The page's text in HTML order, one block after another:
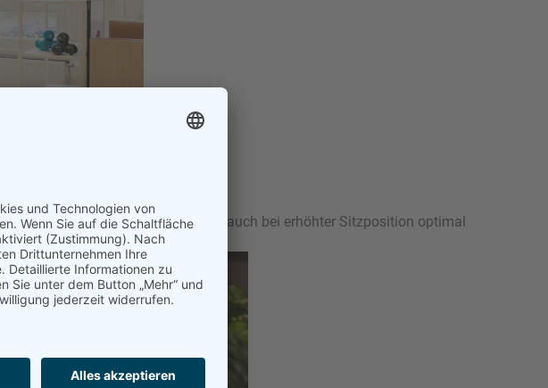
Hocker, der die Beweglichkeit auch bei erhöhter Sitzposition optimal